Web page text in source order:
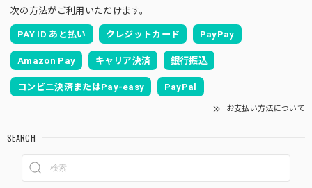
次の方法がご利用いただけます。
PAY ID あと払い クレジットカード PayPay
Amazon Pay キャリア決済 銀行振込
コンビニ決済またはPay-easy PayPal
お支払い方法について
SEARCH